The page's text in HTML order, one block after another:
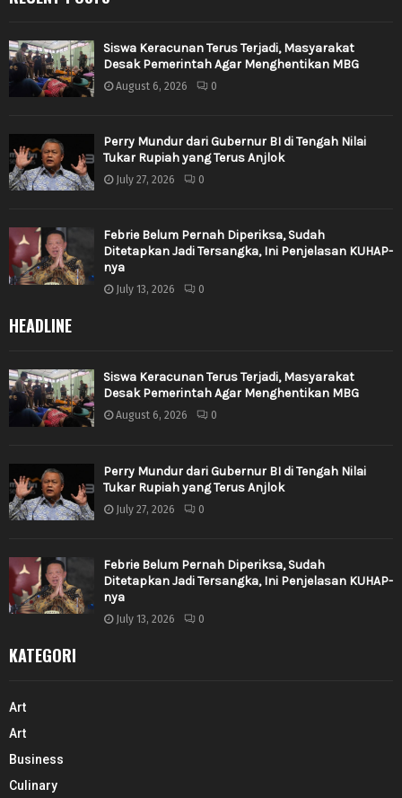
Siswa Keracunan Terus Terjadi, Masyarakat
Desak Pemerintah Agar Menghentikan MBG
August 6, 2026 0
Perry Mundur dari Gubernur BI di Tengah Nilai
Tukar Rupiah yang Terus Anjlok
July 27, 2026 0
Febrie Belum Pernah Diperiksa, Sudah
Ditetapkan Jadi Tersangka, Ini Penjelasan KUHAP-
nya
July 13, 2026 0
HEADLINE
Siswa Keracunan Terus Terjadi, Masyarakat
Desak Pemerintah Agar Menghentikan MBG
August 6, 2026 0
Perry Mundur dari Gubernur BI di Tengah Nilai
Tukar Rupiah yang Terus Anjlok
July 27, 2026 0
Febrie Belum Pernah Diperiksa, Sudah
Ditetapkan Jadi Tersangka, Ini Penjelasan KUHAP-
nya
July 13, 2026 0
KATEGORI
Art
Art
Business
Culinary